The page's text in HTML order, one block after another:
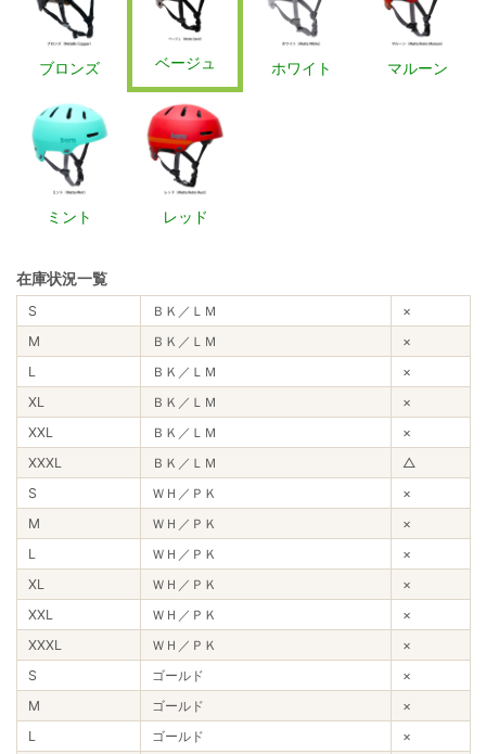
ブロンズ ベージュ ホワイト マルーン
ミント レッド
在庫状況一覧
S ＢＫ／ＬＭ
×
M
ＢＫ／ＬＭ
×
L
ＢＫ／ＬＭ
×
XL
ＢＫ／ＬＭ
×
XXL
ＢＫ／ＬＭ
×
XXXL
ＢＫ／ＬＭ
△
S
ＷＨ／ＰＫ
×
M
ＷＨ／ＰＫ
×
L
ＷＨ／ＰＫ
×
XL
ＷＨ／ＰＫ
×
XXL
ＷＨ／ＰＫ
×
XXXL
ＷＨ／ＰＫ
×
S
ゴールド
×
M
ゴールド
×
L
ゴールド
×